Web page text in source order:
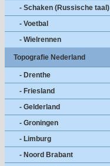
- Schaken (Russische taal)
- Voetbal
- Wielrennen
Topografie Nederland
- Drenthe
- Friesland
- Gelderland
- Groningen
- Limburg
- Noord Brabant